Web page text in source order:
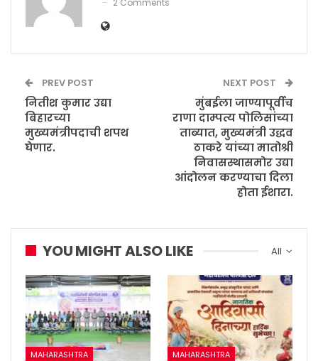
PREV POST
नितीश कुमार उद्या
बिहारच्या
मुख्यमंत्रीपदाची शपथ
घेणार.
NEXT POST
मुंबईला जाण्यापूर्वीच
राणा दाम्पत्य पोलिसांच्या
ताब्यात, मुख्यमंत्री उद्धव
ठाकरे यांच्या मातोश्री
निवासस्थासमोर उद्या
आंदोलन करण्याचा दिला
होता ईशारा.
All
YOU MIGHT ALSO LIKE
MAHARASHTRA MAHARASHTRA